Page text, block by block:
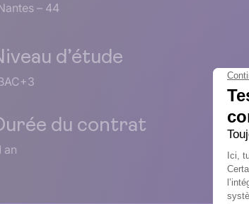
– 44
d’étude
du contrat
an